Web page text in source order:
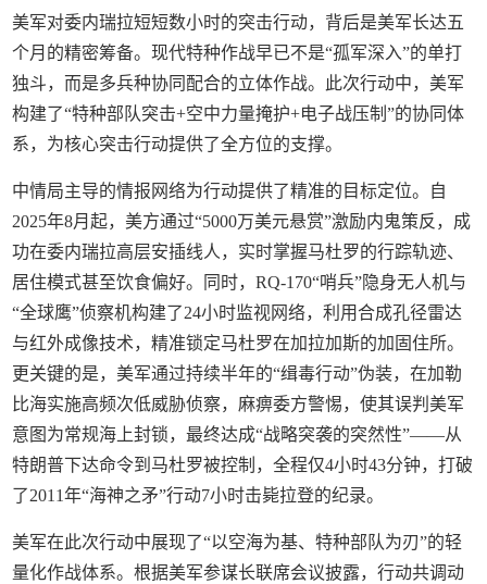
美军对委内瑞拉短短数小时的突击行动，背后是美军长达五
个月的精密筹备。现代特种作战早已不是“孤军深入”的单打
独斗，而是多兵种协同配合的立体作战。此次行动中，美军
构建了“特种部队突击+空中力量掩护+电子战压制”的协同体
系，为核心突击行动提供了全方位的支撑。
中情局主导的情报网络为行动提供了精准的目标定位。自
2025年8月起，美方通过“5000万美元悬赏”激励内鬼策反，成
功在委内瑞拉高层安插线人，实时掌握马杜罗的行踪轨迹、
居住模式甚至饮食偏好。同时，RQ-170“哨兵”隐身无人机与
“全球鹰”侦察机构建了24小时监视网络，利用合成孔径雷达
与红外成像技术，精准锁定马杜罗在加拉加斯的加固住所。
更关键的是，美军通过持续半年的“缉毒行动”伪装，在加勒
比海实施高频次低威胁侦察，麻痹委方警惕，使其误判美军
意图为常规海上封锁，最终达成“战略突袭的突然性”——从
特朗普下达命令到马杜罗被控制，全程仅4小时43分钟，打破
了2011年“海神之矛”行动7小时击毙拉登的纪录。
美军在此次行动中展现了“以空海为基、特种部队为刃”的轻
量化作战体系。根据美军参谋长联席会议披露，行动共调动